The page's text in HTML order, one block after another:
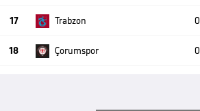
17 Trabzon 0
18 Çorumspor 0